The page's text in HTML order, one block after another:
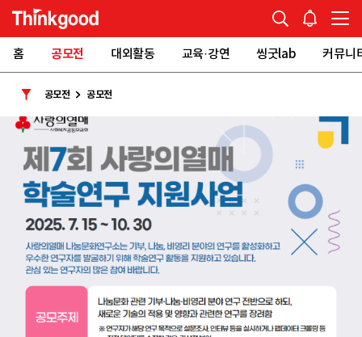
홈 공모전 대외활동 교육·강연 씽굿lab 커뮤니
공모전 공모전